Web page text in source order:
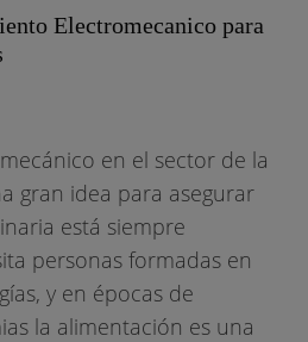
Electromecanico para
en el sector de la
gran idea para asegurar
está siempre
personas formadas en
y en épocas de
la alimentación es una